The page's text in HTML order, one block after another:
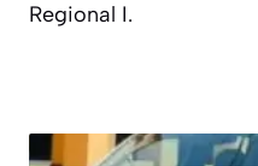
Regional I.